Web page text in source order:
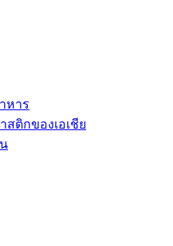
หาร
ติกของเอเชีย